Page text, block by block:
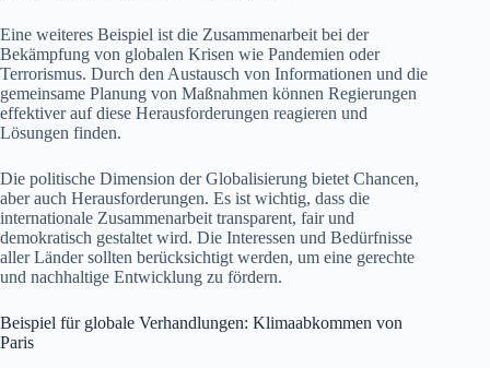
Eine weiteres Beispiel ist die Zusammenarbeit bei der
Bekämpfung von globalen Krisen wie Pandemien oder
Terrorismus. Durch den Austausch von Informationen und die
gemeinsame Planung von Maßnahmen können Regierungen
effektiver auf diese Herausforderungen reagieren und
Lösungen finden.
Die politische Dimension der Globalisierung bietet Chancen,
aber auch Herausforderungen. Es ist wichtig, dass die
internationale Zusammenarbeit transparent, fair und
demokratisch gestaltet wird. Die Interessen und Bedürfnisse
aller Länder sollten berücksichtigt werden, um eine gerechte
und nachhaltige Entwicklung zu fördern.
Beispiel für globale Verhandlungen: Klimaabkommen von
Paris